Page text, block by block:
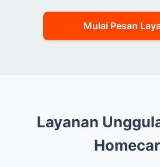
Mulai Pesan
Layanan